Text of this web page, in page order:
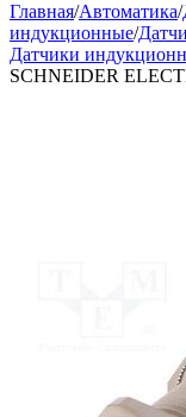
Главная/Автоматика/
индукционные/
Датчики
SCHNEIDER